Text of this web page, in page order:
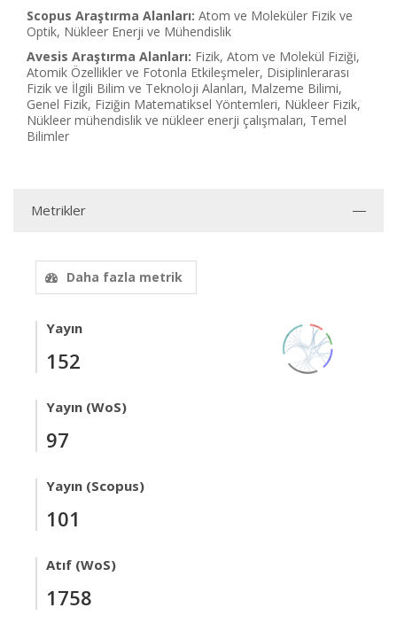
Scopus Araştırma Alanları: Atom ve Moleküler Fizik ve
Optik, Nükleer Enerji ve Mühendislik
Avesis Araştırma Alanları: Fizik, Atom ve Molekül Fiziği,
Atomik Özellikler ve Fotonla Etkileşmeler, Disiplinlerarası
Fizik ve İlgili Bilim ve Teknoloji Alanları, Malzeme Bilimi,
Genel Fizik, Fiziğin Matematiksel Yöntemleri, Nükleer Fizik,
Nükleer mühendislik ve nükleer enerji çalışmaları, Temel
Bilimler
Metrikler
Daha fazla metrik
Yayın
152
Yayın (WoS)
97
Yayın (Scopus)
101
Atıf (WoS)
1758